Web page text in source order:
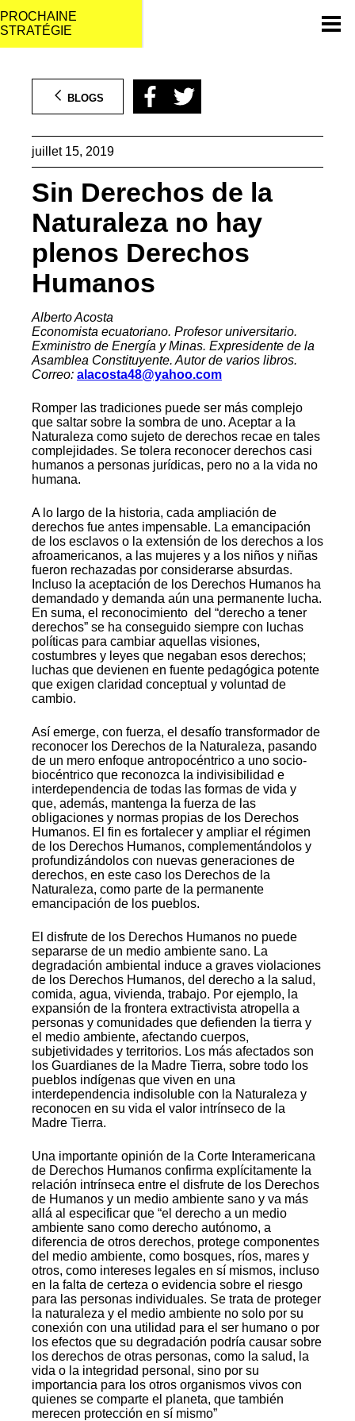
au
contenu
BLOGS
juillet 15, 2019
Sin Derechos de la
Naturaleza no hay
plenos Derechos
Humanos
Alberto Acosta
Economista ecuatoriano. Profesor universitario.
Exministro de Energía y Minas. Expresidente de la
Asamblea Constituyente. Autor de varios libros.
Correo: alacosta48@yahoo.com
Romper las tradiciones puede ser más complejo
que saltar sobre la sombra de uno. Aceptar a la
Naturaleza como sujeto de derechos recae en tales
complejidades. Se tolera reconocer derechos casi
humanos a personas jurídicas, pero no a la vida no
humana.
A lo largo de la historia, cada ampliación de
derechos fue antes impensable. La emancipación
de los esclavos o la extensión de los derechos a los
afroamericanos, a las mujeres y a los niños y niñas
fueron rechazadas por considerarse absurdas.
Incluso la aceptación de los Derechos Humanos ha
demandado y demanda aún una permanente lucha.
En suma, el reconocimiento del “derecho a tener
derechos” se ha conseguido siempre con luchas
políticas para cambiar aquellas visiones,
costumbres y leyes que negaban esos derechos;
luchas que devienen en fuente pedagógica potente
que exigen claridad conceptual y voluntad de
cambio.
Así emerge, con fuerza, el desafío transformador de
reconocer los Derechos de la Naturaleza, pasando
de un mero enfoque antropocéntrico a uno socio-
biocéntrico que reconozca la indivisibilidad e
interdependencia de todas las formas de vida y
que, además, mantenga la fuerza de las
obligaciones y normas propias de los Derechos
Humanos. El fin es fortalecer y ampliar el régimen
de los Derechos Humanos, complementándolos y
profundizándolos con nuevas generaciones de
derechos, en este caso los Derechos de la
Naturaleza, como parte de la permanente
emancipación de los pueblos.
El disfrute de los Derechos Humanos no puede
separarse de un medio ambiente sano. La
degradación ambiental induce a graves violaciones
de los Derechos Humanos, del derecho a la salud,
comida, agua, vivienda, trabajo. Por ejemplo, la
expansión de la frontera extractivista atropella a
personas y comunidades que defienden la tierra y
el medio ambiente, afectando cuerpos,
subjetividades y territorios. Los más afectados son
los Guardianes de la Madre Tierra, sobre todo los
pueblos indígenas que viven en una
interdependencia indisoluble con la Naturaleza y
reconocen en su vida el valor intrínseco de la
Madre Tierra.
Una importante opinión de la Corte Interamericana
de Derechos Humanos confirma explícitamente la
relación intrínseca entre el disfrute de los Derechos
de Humanos y un medio ambiente sano y va más
allá al especificar que “el derecho a un medio
ambiente sano como derecho autónomo, a
diferencia de otros derechos, protege componentes
del medio ambiente, como bosques, ríos, mares y
otros, como intereses legales en sí mismos, incluso
en la falta de certeza o evidencia sobre el riesgo
para las personas individuales. Se trata de proteger
la naturaleza y el medio ambiente no solo por su
conexión con una utilidad para el ser humano o por
los efectos que su degradación podría causar sobre
los derechos de otras personas, como la salud, la
vida o la integridad personal, sino por su
importancia para los otros organismos vivos con
quienes se comparte el planeta, que también
merecen protección en sí mismo”